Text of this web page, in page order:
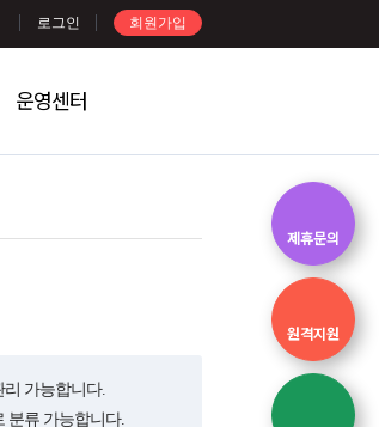
로그인 회원가입
운영센터
제휴문의
원격지원
가능합니다.
분류 가능합니다.